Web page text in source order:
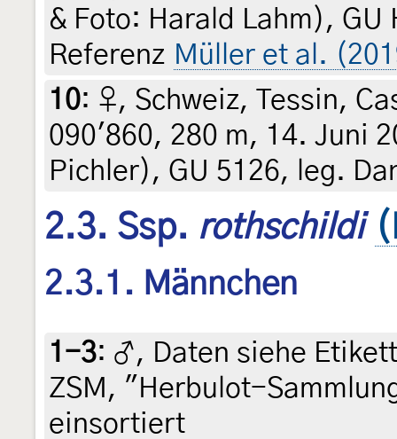
& Foto: Harald Lahm), GU
Referenz Müller et al.
10: ♀, Schweiz, Tessin,
090'860, 280 m, 14. Juni
Pichler), GU 5126, leg.
2.3. Ssp. rothschildi
2.3.1. Männchen
1-3: ♂, Daten siehe
ZSM, "Herbulot-
einsortiert